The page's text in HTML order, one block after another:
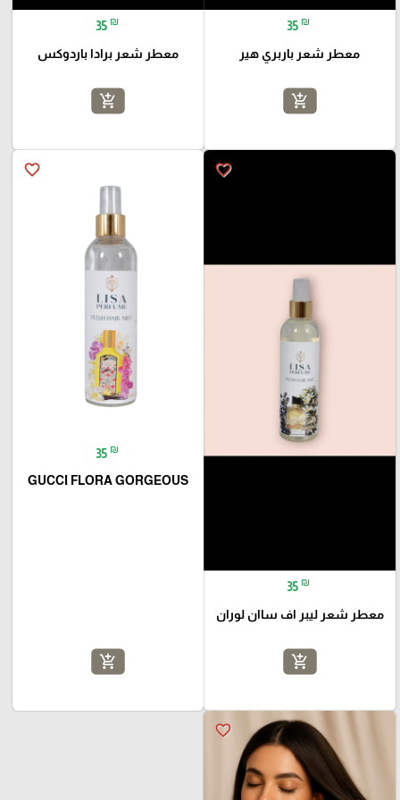
35 ₪
معطر شعر باربري هير
add_shopping_cart
35 ₪
معطر شعر برادا باردوكس
add_shopping_cart
favorite_border
35 ₪
معطر شعر ليبر اف ساان لوران
add_shopping_cart
favorite_border
35 ₪
GUCCI FLORA GORGEOUS
add_shopping_cart
favorite_border